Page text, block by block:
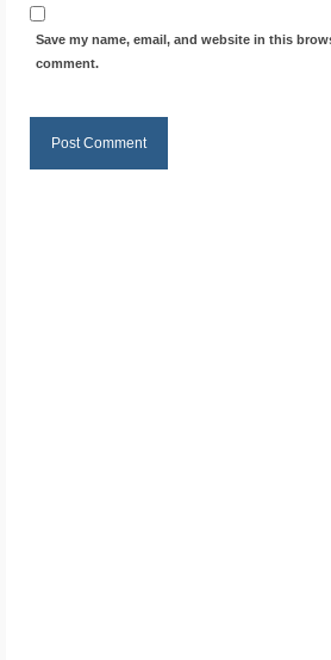
Save my name, email, and website in this
comment.